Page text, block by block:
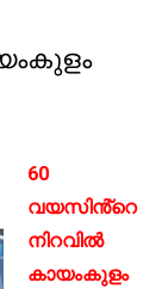
60
വയസിൻ്റെ
നിറവിൽ
കായംകുളം